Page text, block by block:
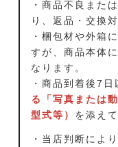
・商品不良また
り、返品・交換
・梱包材や外箱
すが、商品本体
なります。
・商品到着後7日
る「写真または
型式等） を添え
・当店判断によ